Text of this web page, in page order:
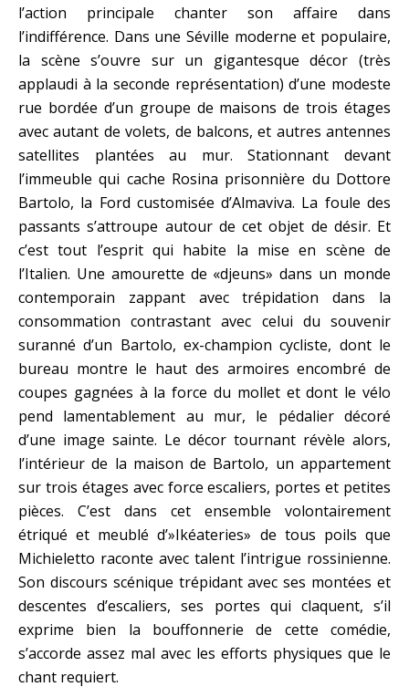
l’action principale chanter son affaire dans
l’indifférence. Dans une Séville moderne et populaire,
la scène s’ouvre sur un gigantesque décor (très
applaudi à la seconde représentation) d’une modeste
rue bordée d’un groupe de maisons de trois étages
avec autant de volets, de balcons, et autres antennes
satellites plantées au mur. Stationnant devant
l’immeuble qui cache Rosina prisonnière du Dottore
Bartolo, la Ford customisée d’Almaviva. La foule des
passants s’attroupe autour de cet objet de désir. Et
c’est tout l’esprit qui habite la mise en scène de
l’Italien. Une amourette de «djeuns» dans un monde
contemporain zappant avec trépidation dans la
consommation contrastant avec celui du souvenir
suranné d’un Bartolo, ex-champion cycliste, dont le
bureau montre le haut des armoires encombré de
coupes gagnées à la force du mollet et dont le vélo
pend lamentablement au mur, le pédalier décoré
d’une image sainte. Le décor tournant révèle alors,
l’intérieur de la maison de Bartolo, un appartement
sur trois étages avec force escaliers, portes et petites
pièces. C’est dans cet ensemble volontairement
étriqué et meublé d’»Ikéateries» de tous poils que
Michieletto raconte avec talent l’intrigue rossinienne.
Son discours scénique trépidant avec ses montées et
descentes d’escaliers, ses portes qui claquent, s’il
exprime bien la bouffonnerie de cette comédie,
s’accorde assez mal avec les efforts physiques que le
chant requiert.